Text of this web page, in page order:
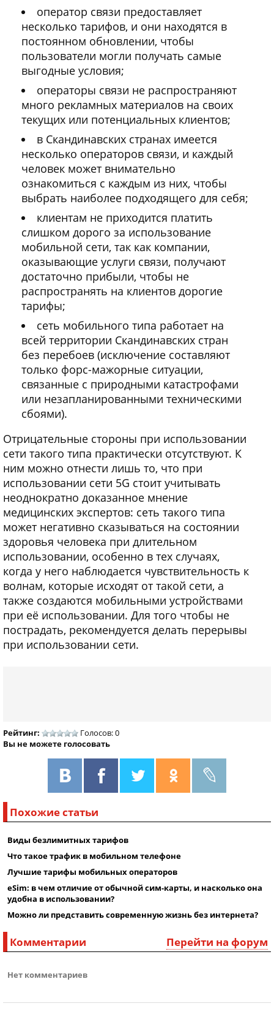
оператор связи предоставляет
несколько тарифов, и они находятся в
постоянном обновлении, чтобы
пользователи могли получать самые
выгодные условия;
операторы связи не распространяют
много рекламных материалов на своих
текущих или потенциальных клиентов;
в Скандинавских странах имеется
несколько операторов связи, и каждый
человек может внимательно
ознакомиться с каждым из них, чтобы
выбрать наиболее подходящего для себя;
клиентам не приходится платить
слишком дорого за использование
мобильной сети, так как компании,
оказывающие услуги связи, получают
достаточно прибыли, чтобы не
распространять на клиентов дорогие
тарифы;
сеть мобильного типа работает на
всей территории Скандинавских стран
без перебоев (исключение составляют
только форс-мажорные ситуации,
связанные с природными катастрофами
или незапланированными техническими
сбоями).
Отрицательные стороны при использовании
сети такого типа практически отсутствуют. К
ним можно отнести лишь то, что при
использовании сети 5G стоит учитывать
неоднократно доказанное мнение
медицинских экспертов: сеть такого типа
может негативно сказываться на состоянии
здоровья человека при длительном
использовании, особенно в тех случаях,
когда у него наблюдается чувствительность к
волнам, которые исходят от такой сети, а
также создаются мобильными устройствами
при её использовании. Для того чтобы не
пострадать, рекомендуется делать перерывы
при использовании сети.
Рейтинг:
Голосов: 0
Вы не можете голосовать
Похожие статьи
Виды безлимитных тарифов
Что такое трафик в мобильном телефоне
Лучшие тарифы мобильных операторов
eSim: в чем отличие от обычной сим-карты, и насколько она
удобна в использовании?
Можно ли представить современную жизнь без интернета?
Перейти на форум
Комментарии
Нет комментариев